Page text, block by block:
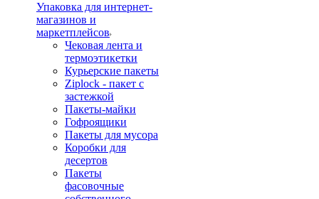
Упаковка для интернет-
магазинов и
маркетплейсов
Чековая лента и
термоэтикетки
Курьерские пакеты
Ziplock - пакет с
застежкой
Пакеты-майки
Гофроящики
Пакеты для мусора
Коробки для
десертов
Пакеты
фасовочные